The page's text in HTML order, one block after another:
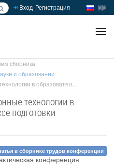
Вход Регистрация
сборника
и образовании
в образовател...
технологии в
подготовки
в сборнике трудов конференции